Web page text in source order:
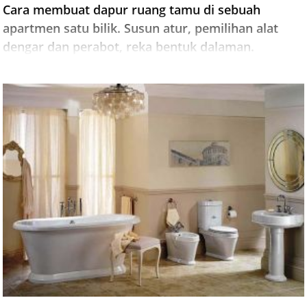
Cara membuat dapur ruang tamu di sebuah
apartmen satu bilik. Susun atur, pemilihan alat
dengar dan perabot, reka bentuk dalaman.